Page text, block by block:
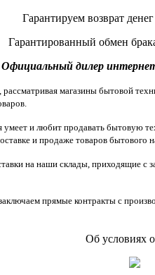
Гарантируем возврат
Гарантированный обмен
Официальный дилер
магазины бытовой
и любит продавать бытовую
и продаже товаров
на наши склады, приходящие
прямые контракты с
Об условиях